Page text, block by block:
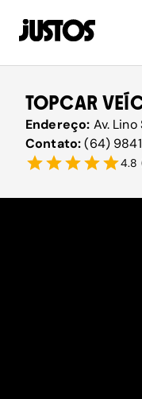
TOPCAR
Endereço: Av.
Contato:(64)
4.8